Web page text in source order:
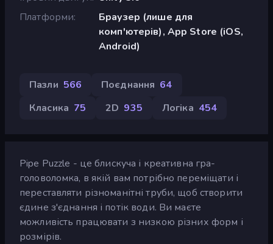
Платформи
Браузер (лише для
комп'ютерів), App Store (iOS,
Android)
Пазли 566 Поєднання 64
Класика 75 2D 935 Логіка 454
Pipe Puzzle - це блискуча і креативна гра-
головоломка, в якій вам потрібно переміщати і
переставляти різноманітні труби, щоб створити
єдине з'єднання і потік води. Ви маєте
можливість працювати з низкою різних форм і
розмірів.